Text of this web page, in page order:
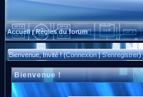
Accueil|Règles du forum
Bienvenue, Invité ! (Connexion|S'enregistrer)
Bienvenue !